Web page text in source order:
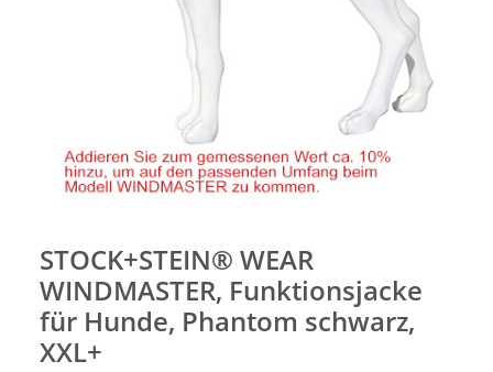
STOCK+STEIN® WEAR
WINDMASTER, Funktionsjacke
für Hunde, Phantom schwarz,
XXL+